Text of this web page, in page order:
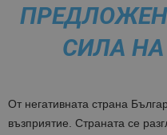
СИЛА
От негативната страна
възприятие. Страната се